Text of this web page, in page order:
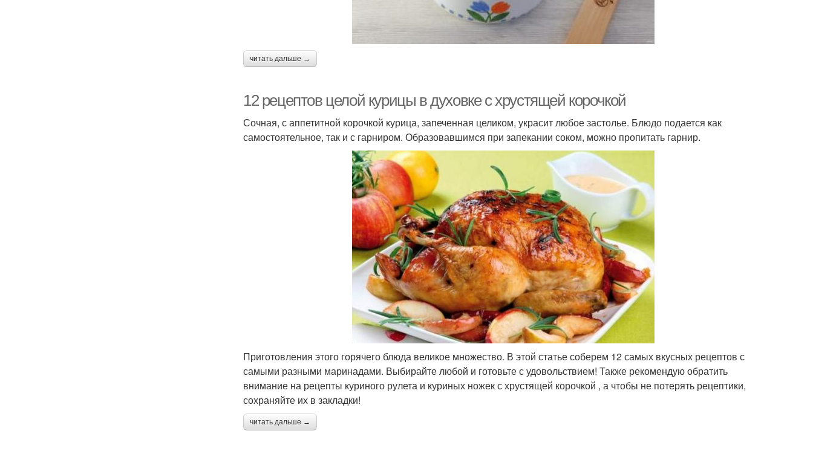
читать дальше →
12 рецептов целой курицы в духовке с хрустящей корочкой
Сочная, с аппетитной корочкой курица, запеченная целиком, украсит любое застолье. Блюдо подается как
самостоятельное, так и с гарниром. Образовавшимся при запекании соком, можно пропитать гарнир.
Приготовления этого горячего блюда великое множество. В этой статье соберем 12 самых вкусных рецептов с
самыми разными маринадами. Выбирайте любой и готовьте с удовольствием! Также рекомендую обратить
внимание на рецепты куриного рулета и куриных ножек с хрустящей корочкой , а чтобы не потерять рецептики,
сохраняйте их в закладки!
читать дальше →